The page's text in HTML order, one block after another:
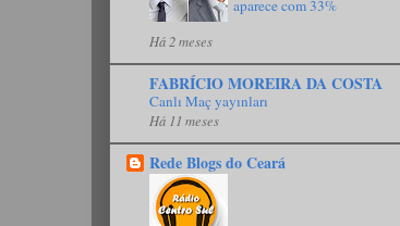
aparece com 33%
Há 2 meses
FABRÍCIO MOREIRA DA COSTA
Canlı Maç yayınları
Há 11 meses
Rede Blogs do Ceará